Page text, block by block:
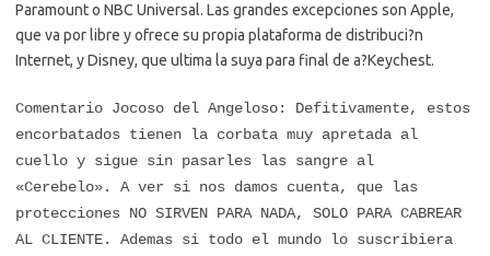
Paramount o NBC Universal. Las grandes excepciones son Apple,
que va por libre y ofrece su propia plataforma de distribuci?n
Internet, y Disney, que ultima la suya para final de a?Keychest.
Comentario Jocoso del Angeloso: Defitivamente, estos
encorbatados tienen la corbata muy apretada al
cuello y sigue sin pasarles las sangre al
«Cerebelo». A ver si nos damos cuenta, que las
protecciones NO SIRVEN PARA NADA, SOLO PARA CABREAR
AL CLIENTE. Ademas si todo el mundo lo suscribiera